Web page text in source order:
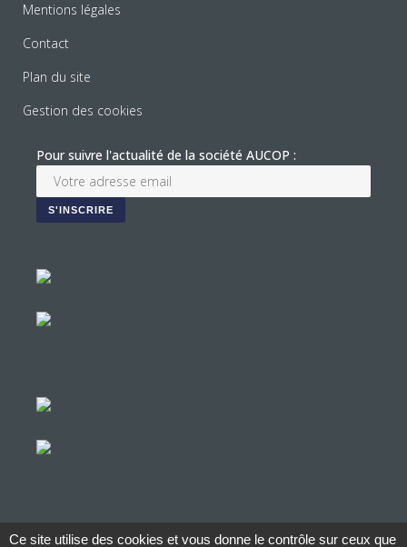
Mentions légales
Contact
Plan du site
Gestion des cookies
Pour suivre l'actualité de la société AUCOP :
Ce site utilise des cookies et vous donne le contrôle sur ceux que